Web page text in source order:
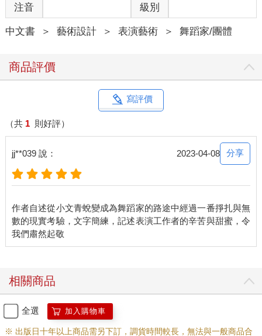
桿？許多年後，我才聽說，林先生考慮再三，決心刊登，發排
後，改變主意，拆版，換上另一篇。回家後還是捨不得，於是再
打電話，請排字工人再拆版，還是〈把瓶子升上去〉！二十八歲
知道我在寫小說，喜歡拉小提琴的二叔告訴我，他年輕時，到松
山結核療養院養病，一位叫作鍾理和的病友也在聯副發表文章。
再收到稿費，我馬上買了《雨》和《笠山農場》。書裡交代了出
版的過程：一九六○年八月四日，理和先生喀血往生，鮮血濺上正
在修改的中篇小說〈雨〉的稿紙上。三個禮拜後，聯副開始連載
〈雨〉。林海音先生和鍾肇政、文心等長輩組成「鍾理和遺著出
版委員會」，在理和先生百日祭那天，把結集成書的《雨》供到
林海音先生會修改我的稿子，同時附信說明理由。高二那年，很
例外的，沒刊登也沒退稿。隔了好一陣子，才收到聯合報寄來的
主編，如有新作要寄給他。
多年後，我才聽說，一九六三年，聯副發表一首題為〈故事〉的
新詩，講一個愚昧的船長漂流孤島，陷入困境，老死島上，被警
句子，把它抄進筆記本裡。我投的稿馬各不一定登，我的信卻都
活：「下午滂沱大雨，報社一樓淹水，我們脫了鞋，捲起褲腳，
踩水進去，像搶灘。」
大我二十一歲的馬各沒把我當孩子，我們成了無所不談，每日一
注音 級別
中文書 ＞ 藝術設計 ＞ 表演藝術 ＞ 舞蹈家/團體
商品評價
寫評價
（共 1 則好評）
jj**039 說： 2023-04-08 分享
作者自述從小文青蛻變成為舞蹈家的路途中經過一番掙扎與無
數的現實考驗，文字簡練，記述表演工作者的辛苦與甜蜜，令
相關商品
全選 加入購物車
※ 出版日十年以上商品需另下訂，調貨時間較長，無法與一般商品合